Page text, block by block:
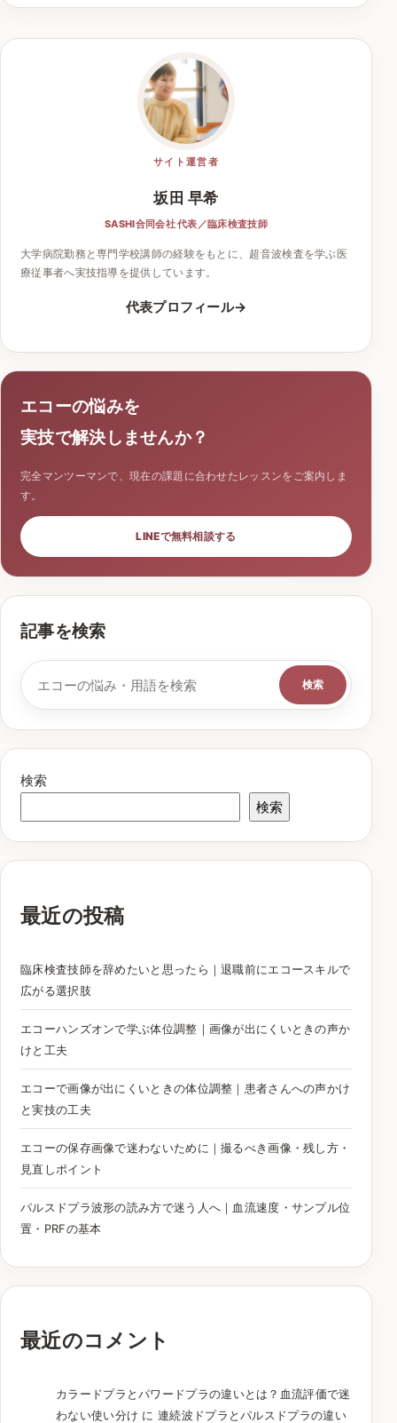
サイト運営者
坂田 早希
SASHI合同会社 代表／臨床検査技師
大学病院勤務と専門学校講師の経験をもとに、超音波検査を学ぶ医
療従事者へ実技指導を提供しています。
代表プロフィール
エコーの悩みを
実技で解決しませんか？
完全マンツーマンで、現在の課題に合わせたレッスンをご案内しま
す。
LINEで無料相談する
記事を検索
検索キーワード
検索
検索
検索
最近の投稿
臨床検査技師を辞めたいと思ったら｜退職前にエコースキルで
広がる選択肢
エコーハンズオンで学ぶ体位調整｜画像が出にくいときの声か
けと工夫
エコーで画像が出にくいときの体位調整｜患者さんへの声かけ
と実技の工夫
エコーの保存画像で迷わないために｜撮るべき画像・残し方・
見直しポイント
パルスドプラ波形の読み方で迷う人へ｜血流速度・サンプル位
置・PRFの基本
最近のコメント
カラードプラとパワードプラの違いとは？血流評価で迷
わない使い分け に連続波ドプラとパルスドプラの違い